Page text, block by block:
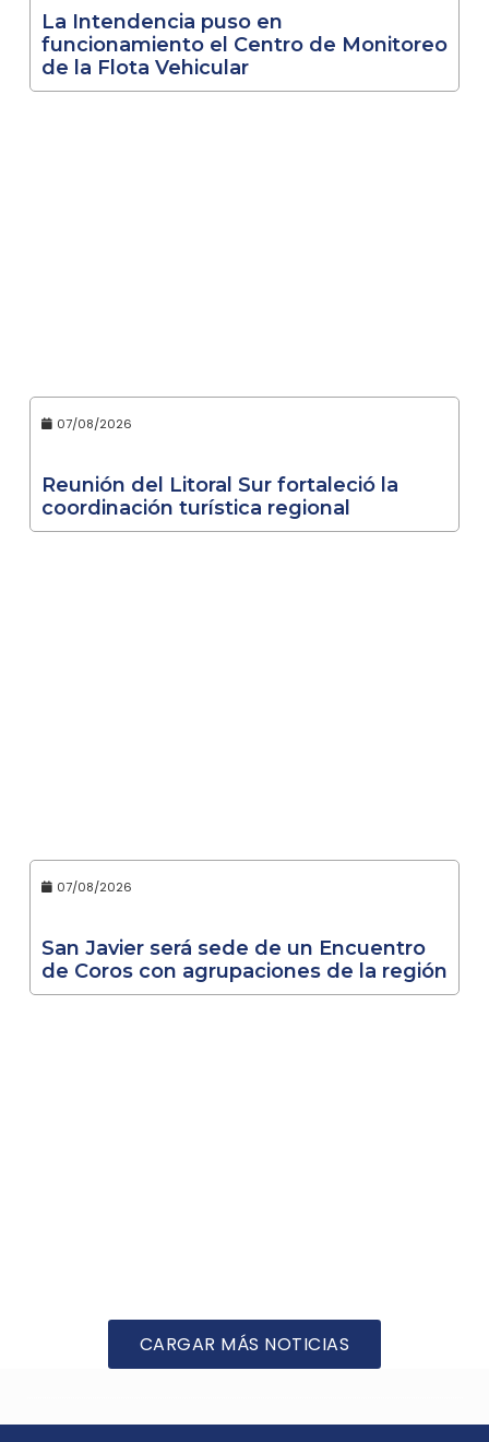
La Intendencia puso en
funcionamiento el Centro de Monitoreo
de la Flota Vehicular
07/08/2026
Reunión del Litoral Sur fortaleció la
coordinación turística regional
07/08/2026
San Javier será sede de un Encuentro
de Coros con agrupaciones de la región
CARGAR MÁS NOTICIAS